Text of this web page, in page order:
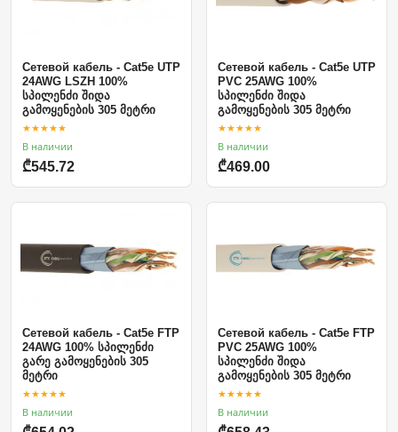
Сетевой кабель - Cat5e UTP
24AWG LSZH 100%
სპილენძი შიდა
გამოყენების 305 მეტრი
★★★★★
В наличии
₾545.72
Сетевой кабель - Cat5e UTP
PVC 25AWG 100%
სპილენძი შიდა
გამოყენების 305 მეტრი
★★★★★
В наличии
₾469.00
Сетевой кабель - Cat5e FTP
24AWG 100% სპილენძი
გარე გამოყენების 305
მეტრი
★★★★★
В наличии
Сетевой кабель - Cat5e FTP
PVC 25AWG 100%
სპილენძი შიდა
გამოყენების 305 მეტრი
★★★★★
В наличии